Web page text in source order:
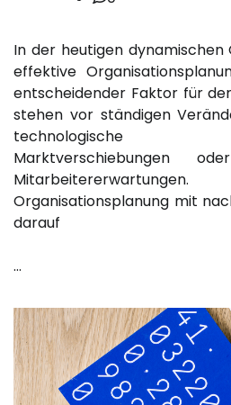
In der heutigen
effektive
entscheidender Faktor für
stehen vor ständigen
technologische
Marktverschiebungen
Organisationsplanung mit
darauf
…